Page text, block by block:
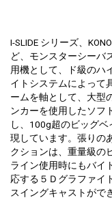
I-SLIDE シリーズ、
ど、モンスターシーバ
用機として、ド級のハ
イトシステムによって
ームを軸として、大型
ンカーを使用したソフ
し、100g超のビッグ
現しています。張りの
クションは、重量級の
ライン使用時にもバイ
応する５Ｄグラファイ
スイングキャストがで